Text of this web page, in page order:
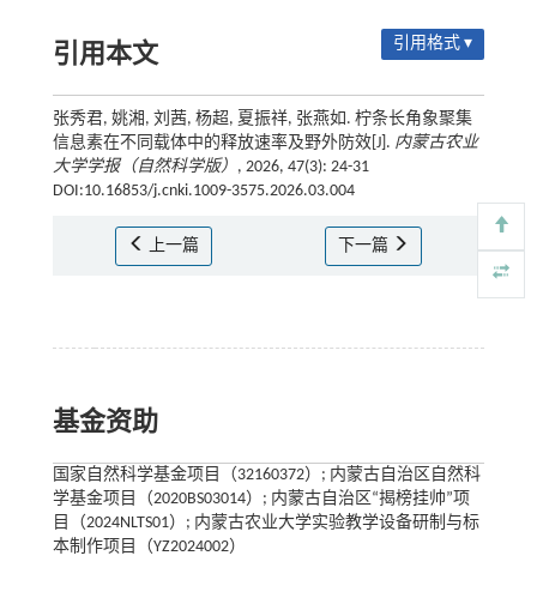
引用本文 引用格式 ▾
张秀君, 姚湘, 刘茜, 杨超, 夏振祥, 张燕如. 柠条长角象聚集
信息素在不同载体中的释放速率及野外防效[J]. 内蒙古农业
大学学报（自然科学版） , 2026, 47(3): 24-31
DOI:10.16853/j.cnki.1009-3575.2026.03.004
上一篇 下一篇
基金资助
国家自然科学基金项目（32160372）; 内蒙古自治区自然科
学基金项目（2020BS03014）; 内蒙古自治区“揭榜挂帅”项
目（2024NLTS01）; 内蒙古农业大学实验教学设备研制与标
本制作项目（YZ2024002）